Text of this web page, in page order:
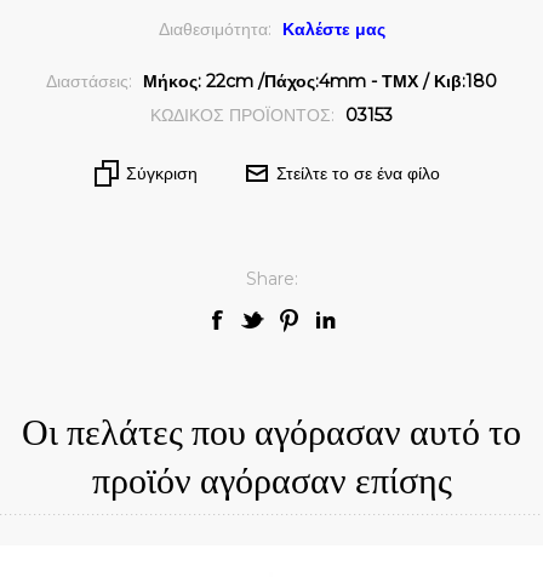
Διαθεσιμότητα: Καλέστε μας
Διαστάσεις:
Μήκος: 22cm /Πάχος:4mm - ΤΜΧ / Κιβ:180
ΚΩΔΙΚΟΣ ΠΡΟΪΟΝΤΟΣ:
03153
Σύγκριση Στείλτε το σε ένα φίλο
Share:
Οι πελάτες που αγόρασαν αυτό το
προϊόν αγόρασαν επίσης